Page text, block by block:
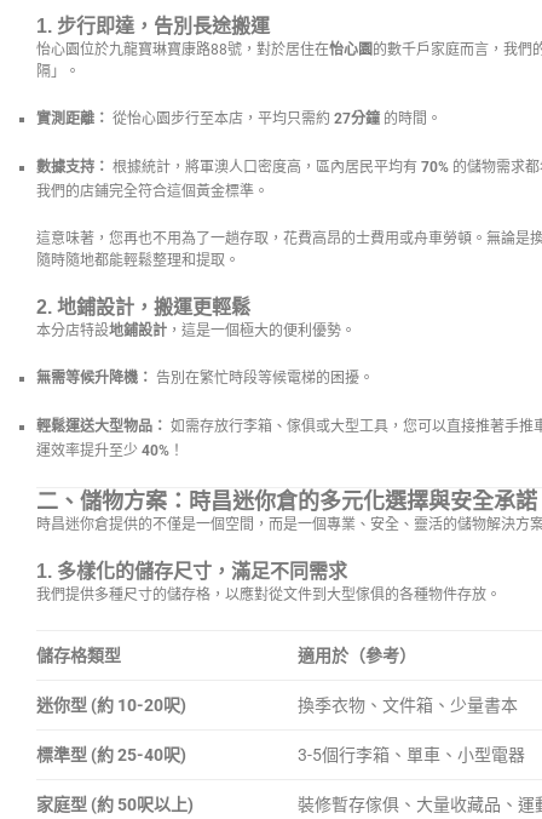
1. 步行即達，告別長途搬運
怡心園位於九龍寶琳寶康路88號，對於居住在怡心園 的數千戶家庭而言，我們
隔」。
實測距離： 從怡心園步行至本店，平均只需約 27分鐘 的時間。
數據支持： 根據統計，將軍澳人口密度高，區內居民平均有 70% 的儲物需求
我們的店鋪完全符合這個黃金標準。
這意味著，您再也不用為了一趟存取，花費高昂的士費用或舟車勞頓。無論是
隨時隨地都能輕鬆整理和提取。
2. 地鋪設計，搬運更輕鬆
本分店特設地鋪設計 ，這是一個極大的便利優勢。
無需等候升降機： 告別在繁忙時段等候電梯的困擾。
輕鬆運送大型物品： 如需存放行李箱、傢俱或大型工具，您可以直接推著手推
運效率提升至少 40% ！
二、儲物方案：時昌迷你倉的多元化選擇與安全承諾
時昌迷你倉提供的不僅是一個空間，而是一個專業、安全、靈活的儲物解決方
1. 多樣化的儲存尺寸，滿足不同需求
我們提供多種尺寸的儲存格，以應對從文件到大型傢俱的各種物件存放。
儲存格類型 適用於（參考）
迷你型 (約 10-20呎) 換季衣物、文件箱、少量書本
標準型 (約 25-40呎) 3-5個行李箱、單車、小型電器
家庭型 (約 50呎以上) 裝修暫存傢俱、大量收藏品、運